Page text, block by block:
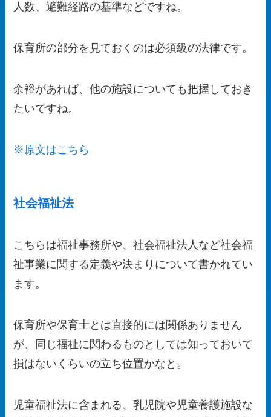
人数、避難経路の基準などですね。
保育所の部分を見ておくのは必須級の法律です。
余裕があれば、他の施設についても把握しておき
たいですね。
※原文はこちら
社会福祉法
こちらは福祉事務所や、社会福祉法人など社会福
祉事業に関する定義や決まり について書かれてい
ます。
保育所や保育士とは直接的には関係ありません
が、同じ福祉に関わるものとしては知っておいて
損はないくらいの立ち位置かなと。
児童福祉法に含まれる、乳児院や児童養護施設な